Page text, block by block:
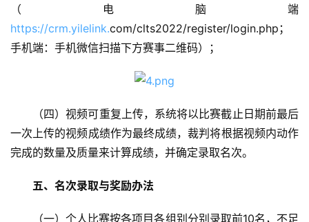
（电脑端
https://crm.yilelink.com/clts2022/register/login.php；
手机端：手机微信扫描下方赛事二维码）；
（四）视频可重复上传，系统将以比赛截止日期前最后
一次上传的视频成绩作为最终成绩，裁判将根据视频内动作
完成的数量及质量来计算成绩，并确定录取名次。
五、名次录取与奖励办法
（一）个人比赛按各项目各组别分别录取前10名，不足